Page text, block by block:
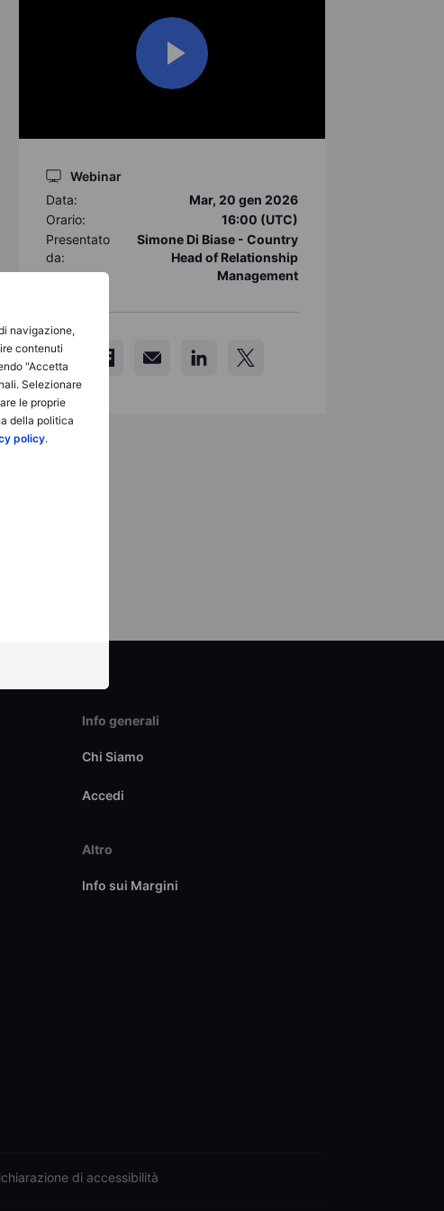
navigazione,
contenuti
"Accetta
Selezionare
le proprie
della politica
policy.
Webinar
Data:
Mar, 20 gen 2026
Orario:
16:00 (UTC)
Presentato
da:
Simone Di Biase - Country
Head of Relationship
Management
Info generali
Chi Siamo
Accedi
Altro
Info sui Margini
di accessibilità